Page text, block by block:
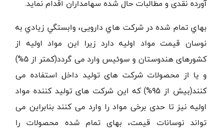
آورده نقدی و مطالبات حال شده سهامداران اقدام نماید.
بهاي تمام شده در شركت هاي دارویی، وابستگي زيادي به
نوسان قيمت مواد اولیه دارد زیرا این مواد اولیه از
کشورهای هندوستان و سوئیس وارد می گردد(کمتر از 5%)
و یا از محصولات شرکت های تولید داخل استفاده می
کنند(بیش از 95%) که این شرکت های تولید کننده مواد
اولیه نیز تا حدی برخی مواد را وارد می کنند بنابراین می
تواند نوسانات قیمت، بهای تمام شده محصولات را